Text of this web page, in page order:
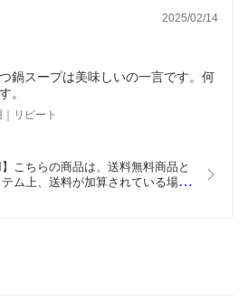
2025/02/14
鍋スープは美味しいの一言です。何
。
リピート
】こちらの商品は、送料無料商品と
ム上、送料が加算されている場合